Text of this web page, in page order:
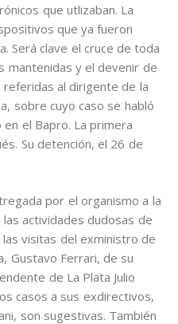
que utlizaban. La
que ya fueron
Será clave el cruce de toda
mantenidas y el devenir de
referidas al dirigente de la
sobre cuyo caso se habló
el Bapro. La primera
Su detención, el 26 de
por el organismo a la
actividades dudosas de
visitas del exministro de
Gustavo Ferrari, de su
de La Plata Julio
casos a sus exdirectivos,
son sugestivas. También